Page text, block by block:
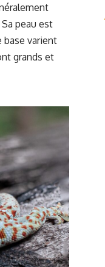
peau est
base varient
grands et